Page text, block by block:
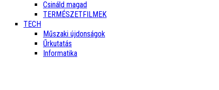
Csináld magad
TERMÉSZETFILMEK
TECH
Műszaki újdonságok
Űrkutatás
Informatika